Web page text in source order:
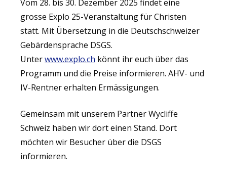
Vom 28. bis 30. Dezember 2025 findet eine
grosse Explo 25-Veranstaltung für Christen
statt. Mit Übersetzung in die Deutschschweizer
Gebärdensprache DSGS.
Unterwww.explo.ch könnt ihr euch über das
Programm und die Preise informieren. AHV- und
IV-Rentner erhalten Ermässigungen.
Gemeinsam mit unserem Partner Wycliffe
Schweiz haben wir dort einen Stand. Dort
möchten wir Besucher über die DSGS
informieren.